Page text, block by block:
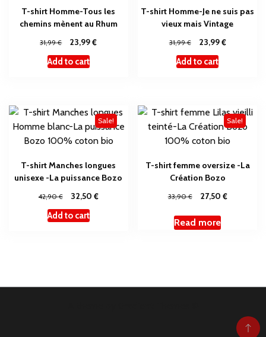
T-shirt Homme-Tous les
chemins mènent au Rhum
31,99€ 23,99€
Add to cart
T-shirt Homme-Je ne suis pas
vieux mais Vintage
31,99€ 23,99€
Add to cart
Sale!
T-shirt Manches longues
unisexe -La puissance Bozo
42,90€ 32,50 €
Add to cart
Sale!
T-shirt femme oversize -La
Création Bozo
33,90€ 27,50 €
Read more